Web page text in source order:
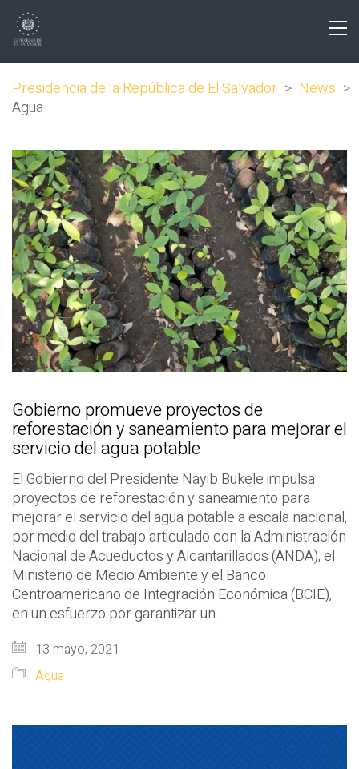
Presidencia de la República de El Salvador > News >
Agua
Gobierno promueve proyectos de
reforestación y saneamiento para mejorar el
servicio del agua potable
El Gobierno del Presidente Nayib Bukele impulsa
proyectos de reforestación y saneamiento para
mejorar el servicio del agua potable a escala nacional,
por medio del trabajo articulado con la Administración
Nacional de Acueductos y Alcantarillados (ANDA), el
Ministerio de Medio Ambiente y el Banco
Centroamericano de Integración Económica (BCIE),
en un esfuerzo por garantizar un…
13 mayo, 2021
Agua